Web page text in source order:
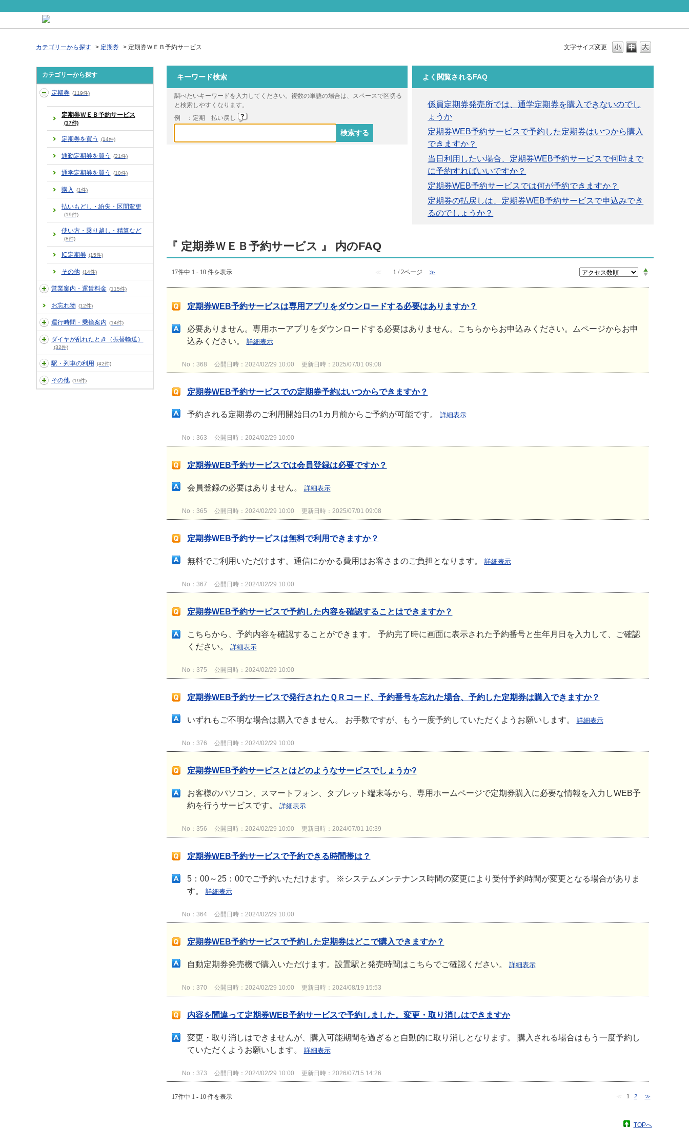
文字サイズ変更
カテゴリーから探す > 定期券 > 定期券ＷＥＢ予約サービス
カテゴリーから探す
定期券 (119件)
定期券ＷＥＢ予約サービス
(17件)
定期券を買う (14件)
通勤定期券を買う (21件)
通学定期券を買う (10件)
購入 (1件)
払いもどし・紛失・区間変更
(19件)
使い方・乗り越し・精算など
(8件)
IC定期券 (15件)
その他 (14件)
営業案内・運賃料金 (115件)
お忘れ物 (12件)
運行時間・乗換案内 (14件)
ダイヤが乱れたとき（振替輸送）
(32件)
駅・列車の利用 (42件)
その他 (19件)
キーワード検索
調べたいキーワードを入力してください。複数の単語の場合は、スペースで区切る
と検索しやすくなります。
例 ：定期 払い戻し
よく閲覧されるFAQ
係員定期券発売所では、通学定期券を購入できないのでし
ょうか
定期券WEB予約サービスで予約した定期券はいつから購入
できますか？
当日利用したい場合、定期券WEB予約サービスで何時まで
に予約すればいいですか？
定期券WEB予約サービスでは何が予約できますか？
定期券の払戻しは、定期券WEB予約サービスで申込みでき
るのでしょうか？
『 定期券ＷＥＢ予約サービス 』 内のFAQ
17件中 1 - 10 件を表示 ≪ 1 / 2ページ ≫
定期券WEB予約サービスは専用アプリをダウンロードする必要はありますか？
必要ありません。専用ホーアプリをダウンロードする必要はありません。こちらからお申込みください。ムページからお申
込みください。 詳細表示
No：368 公開日時：2024/02/29 10:00 更新日時：2025/07/01 09:08
定期券WEB予約サービスでの定期券予約はいつからできますか？
予約される定期券のご利用開始日の1カ月前からご予約が可能です。 詳細表示
No：363 公開日時：2024/02/29 10:00
定期券WEB予約サービスでは会員登録は必要ですか？
会員登録の必要はありません。 詳細表示
No：365 公開日時：2024/02/29 10:00 更新日時：2025/07/01 09:08
定期券WEB予約サービスは無料で利用できますか？
無料でご利用いただけます。通信にかかる費用はお客さまのご負担となります。 詳細表示
No：367 公開日時：2024/02/29 10:00
定期券WEB予約サービスで予約した内容を確認することはできますか？
こちらから、予約内容を確認することができます。 予約完了時に画面に表示された予約番号と生年月日を入力して、ご確認
ください。 詳細表示
No：375 公開日時：2024/02/29 10:00
定期券WEB予約サービスで発行されたＱＲコード、予約番号を忘れた場合、予約した定期券は購入できますか？
いずれもご不明な場合は購入できません。 お手数ですが、もう一度予約していただくようお願いします。 詳細表示
No：376 公開日時：2024/02/29 10:00
定期券WEB予約サービスとはどのようなサービスでしょうか?
お客様のパソコン、スマートフォン、タブレット端末等から、専用ホームページで定期券購入に必要な情報を入力しWEB予
約を行うサービスです。 詳細表示
No：356 公開日時：2024/02/29 10:00 更新日時：2024/07/01 16:39
定期券WEB予約サービスで予約できる時間帯は？
5：00～25：00でご予約いただけます。 ※システムメンテナンス時間の変更により受付予約時間が変更となる場合がありま
す。 詳細表示
No：364 公開日時：2024/02/29 10:00
定期券WEB予約サービスで予約した定期券はどこで購入できますか？
自動定期券発売機で購入いただけます。設置駅と発売時間はこちらでご確認ください。 詳細表示
No：370 公開日時：2024/02/29 10:00 更新日時：2024/08/19 15:53
内容を間違って定期券WEB予約サービスで予約しました。変更・取り消しはできますか
変更・取り消しはできませんが、購入可能期間を過ぎると自動的に取り消しとなります。 購入される場合はもう一度予約し
ていただくようお願いします。 詳細表示
No：373 公開日時：2024/02/29 10:00 更新日時：2026/07/15 14:26
17件中 1 - 10 件を表示 1 2 ≫
TOPへ